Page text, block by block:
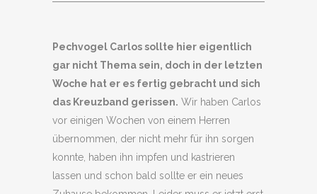
Pechvogel Carlos sollte hier eigentlich
gar nicht Thema sein, doch in der letzten
Woche hat er es fertig gebracht und sich
das Kreuzband gerissen. Wir haben Carlos
vor einigen Wochen von einem Herren
übernommen, der nicht mehr für ihn sorgen
konnte, haben ihn impfen und kastrieren
lassen und schon bald sollte er ein neues